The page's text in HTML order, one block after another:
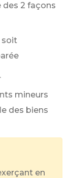
des 2 façons
soit
.
mineurs
des biens
en